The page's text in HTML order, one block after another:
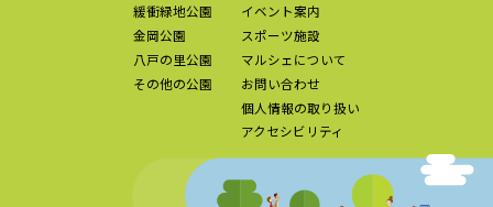
緩衝緑地公園
金岡公園
八戸の里公園
その他の公園
イベント案内
スポーツ施設
マルシェについて
お問い合わせ
個人情報の取り扱い
アクセシビリティ